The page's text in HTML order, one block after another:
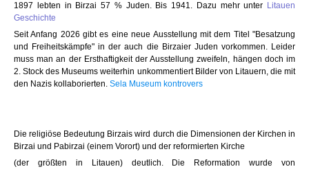
1897 lebten in Birzai 57 % Juden. Bis 1941. Dazu mehr unter Litauen
Geschichte
Seit Anfang 2026 gibt es eine neue Ausstellung mit dem Titel "Besatzung
und Freiheitskämpfe" in der auch die Birzaier Juden vorkommen. Leider
muss man an der Ersthaftigkeit der Ausstellung zweifeln, hängen doch im
2. Stock des Museums weiterhin unkommentiert Bilder von Litauern, die mit
den Nazis kollaborierten. Sela Museum kontrovers
Die religiöse Bedeutung Birzais wird durch die Dimensionen der Kirchen in
Birzai und Pabirzai (einem Vorort) und der reformierten Kirche
(der größten in Litauen) deutlich. Die Reformation wurde von